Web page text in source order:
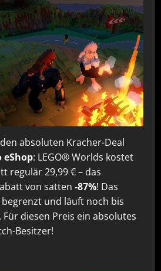
absoluten Kracher-Deal
: LEGO® Worlds kostet
regulär 29,99 € – das
von satten -87%! Das
und läuft noch bis
. Für diesen Preis ein absolutes
Besitzer!